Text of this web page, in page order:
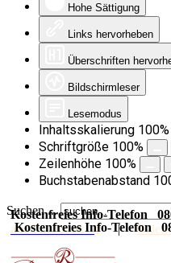
Hohe Sättigung
Links hervorheben
Überschriften
Bildschirmleser
Lesemodus
Inhaltsskalierung 100%
Schriftgröße 100%
Zeilenhöhe 100%
Buchstabenabstand
Suchen ...
Kostenfreies Info-Telefon
auf Facebook
|
Kostenfreies Info-Telefon